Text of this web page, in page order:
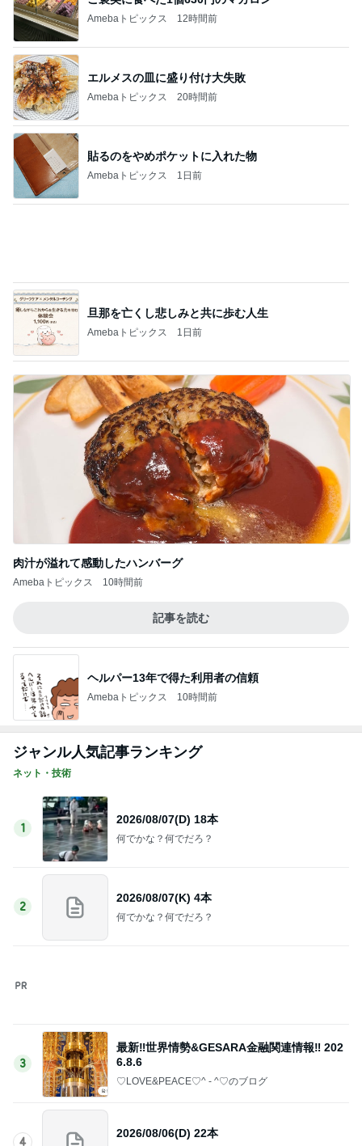
Amebaトピックス 12時間前
エルメスの皿に盛り付け大失敗
Amebaトピックス 20時間前
貼るのをやめポケットに入れた物
Amebaトピックス 1日前
肉汁が溢れて感動したハンバーグ
Amebaトピックス 10時間前
記事を読む
Amebaトピックス 10時間前
ジャンル人気記事ランキング
ネット・技術
1
何でかな？何でだろ？
2
2026/08/07(K) 4本
何でかな？何でだろ？
3
最新‼️世界情勢&GESARA金融関連情報‼️ 202
6.8.6
♡LOVE&PEACE♡^ - ^♡のブログ
4
5
「疲れが取れない」がニュースになったます